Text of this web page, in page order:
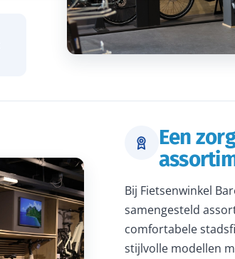
Een
Bij Fietsenwinkel
samengesteld
comfortabele
stijlvolle modellen